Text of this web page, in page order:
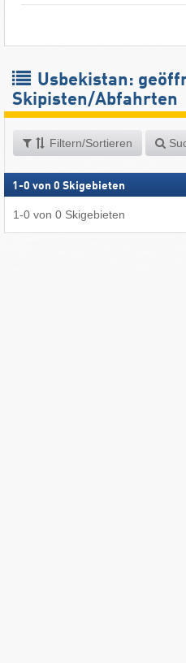
Usbekistan:
Skipisten/Abfahrten
Filtern/Sortieren
1 -0 von 0 Skigebieten
1-0 von 0 Skigebieten